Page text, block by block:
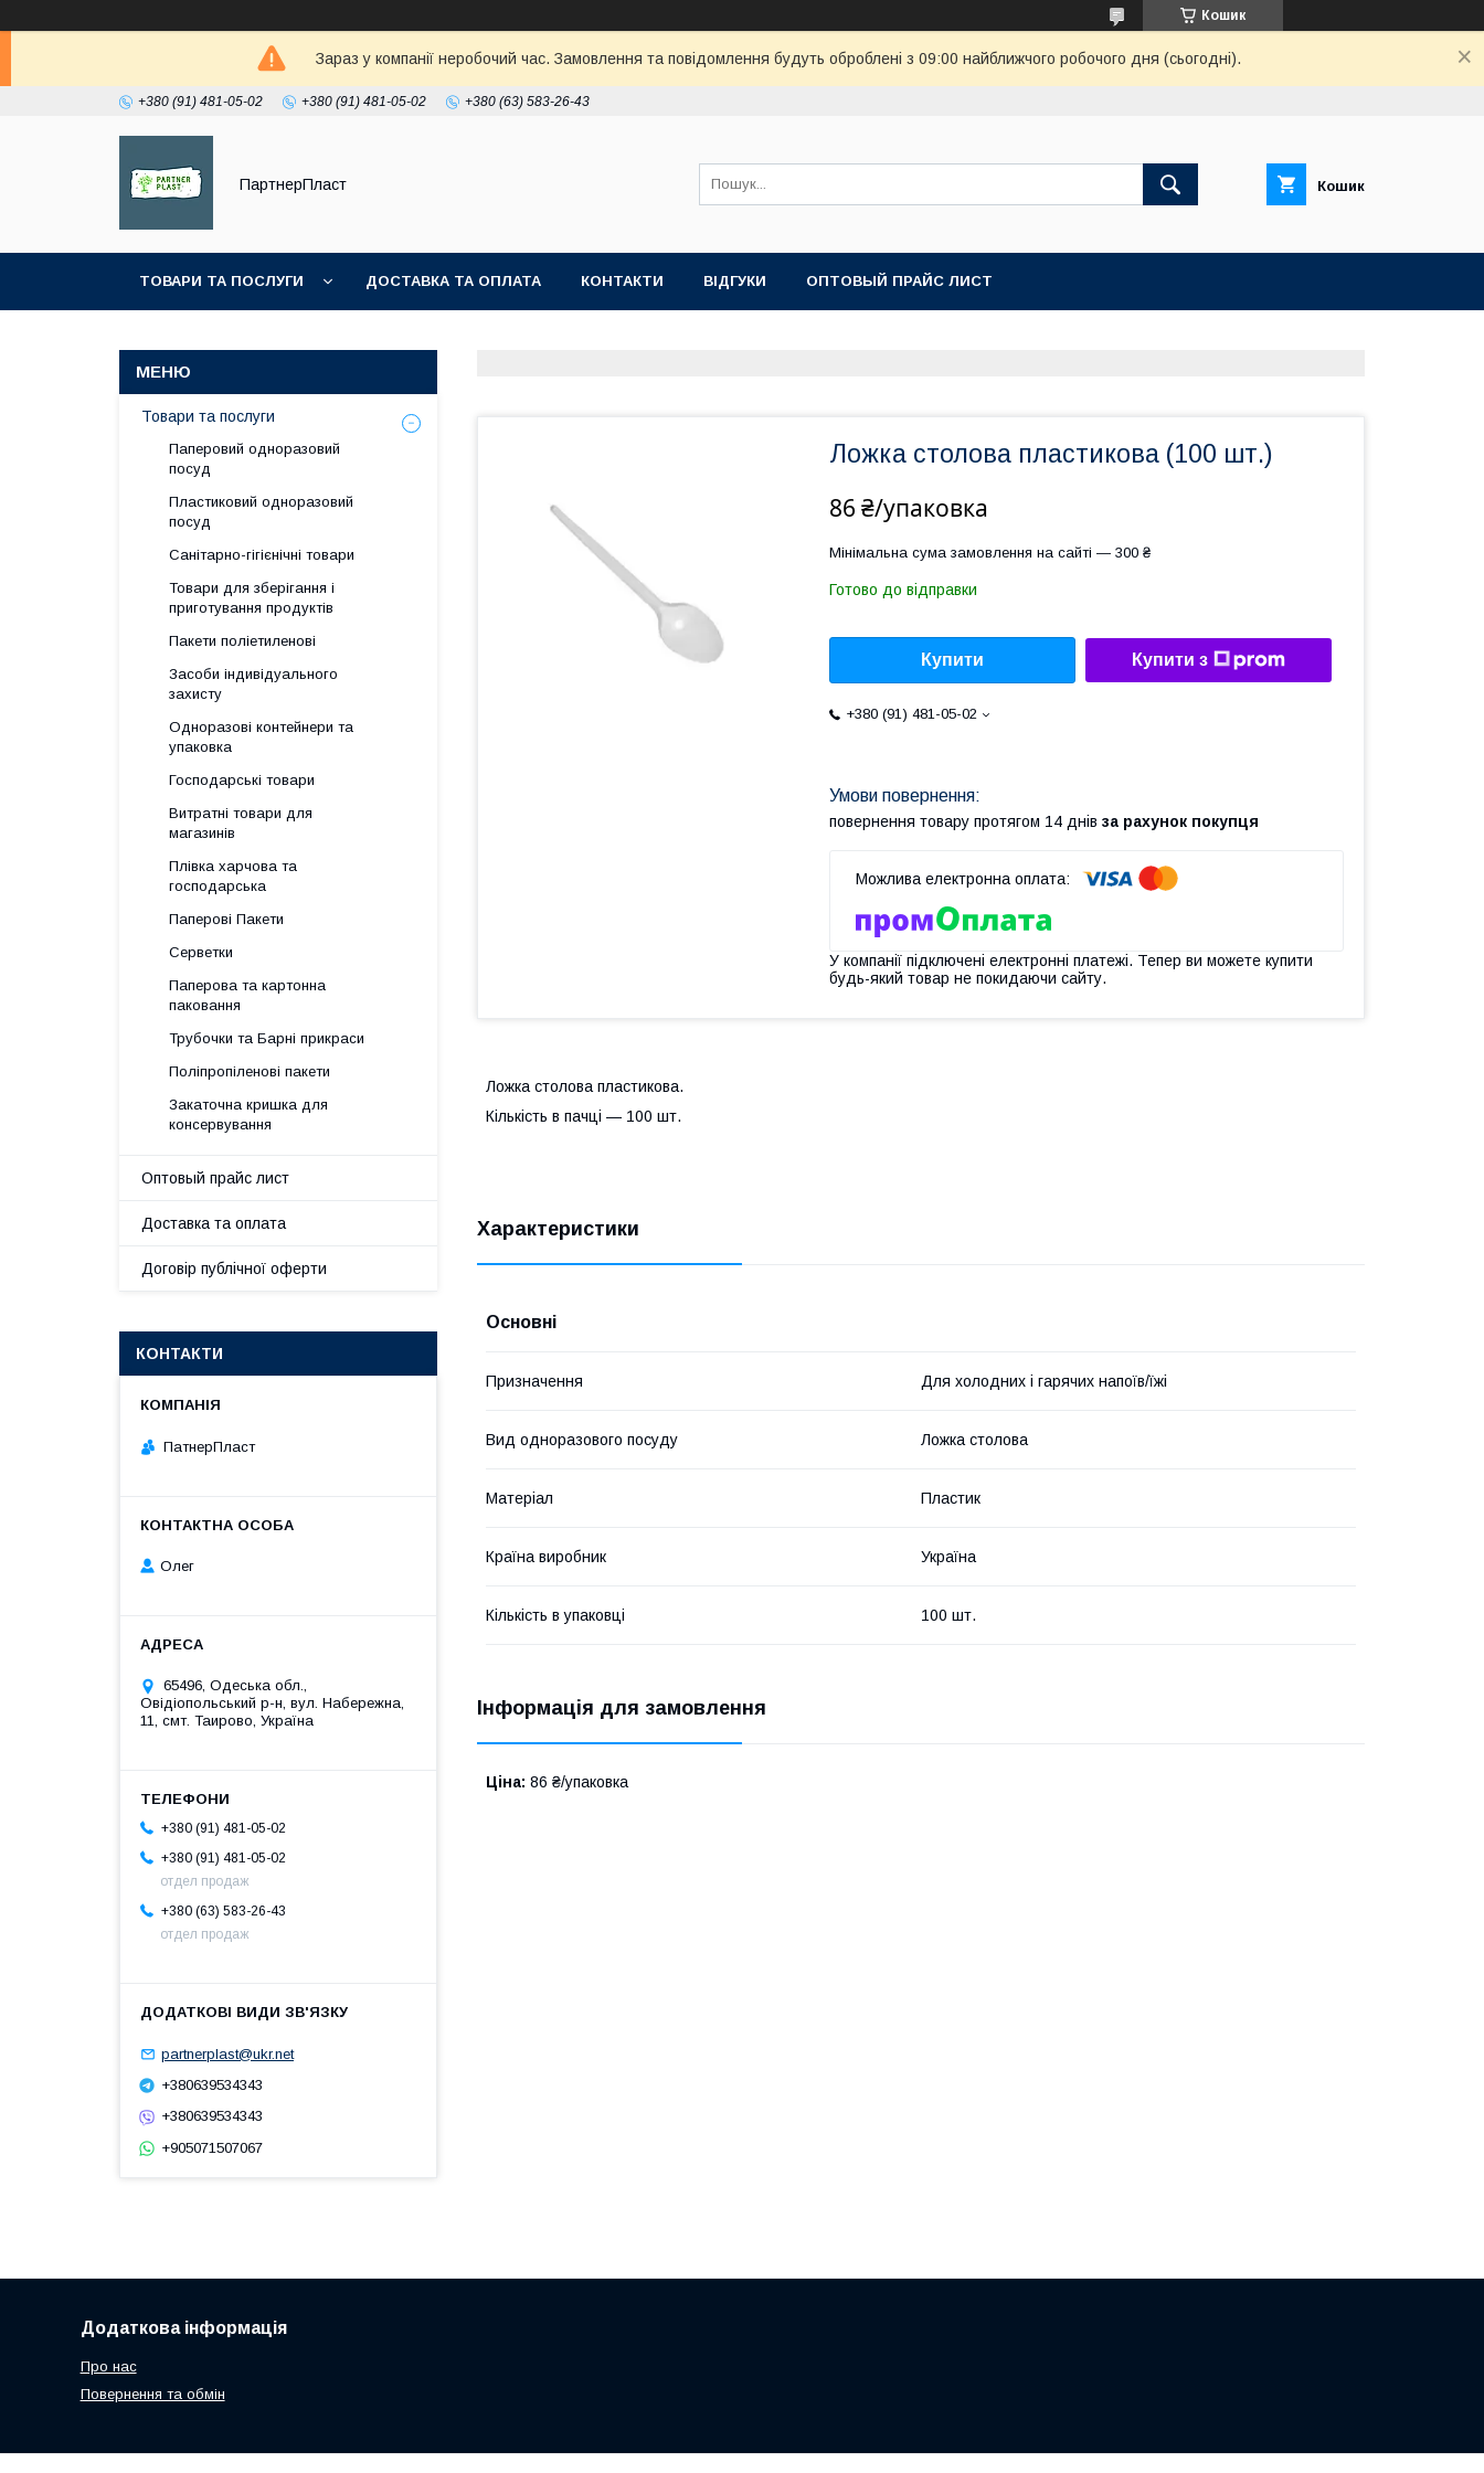
Кошик
Зараз у компанії неробочий час. Замовлення та повідомлення будуть оброблені з 09:00 найближчого робочого дня (сьогодні).
+380 (91) 481-05-02 +380 (91) 481-05-02 +380 (63) 583-26-43
ПартнерПласт Кошик
ТОВАРИ ТА ПОСЛУГИ ДОСТАВКА ТА ОПЛАТА КОНТАКТИ ВІДГУКИ ОПТОВЫЙ ПРАЙС ЛИСТ
Ложка столова пластикова (100 шт.)
86 ₴/упаковка
Мінімальна сума замовлення на сайті — 300 ₴
Готово до відправки
Купити Купити з
+380 (91) 481-05-02
повернення товару протягом 14 днів за рахунок покупця
У компанії підключені електронні платежі. Тепер ви можете купити
будь-який товар не покидаючи сайту.
Ложка столова пластикова.
Кількість в пачці — 100 шт.
Характеристики
Основні
Призначення Для холодних і гарячих напоїв/їжі
Вид одноразового посуду Ложка столова
Матеріал Пластик
Країна виробник Україна
Кількість в упаковці 100 шт.
Інформація для замовлення
Ціна: 86 ₴/упаковка
Товари та послуги
Паперовий одноразовий
посуд
Пластиковий одноразовий
посуд
Санітарно-гігієнічні товари
Товари для зберігання і
приготування продуктів
Пакети поліетиленові
Засоби індивідуального
захисту
Одноразові контейнери та
упаковка
Господарські товари
Витратні товари для
магазинів
Плівка харчова та
господарська
Паперові Пакети
Серветки
Паперова та картонна
паковання
Трубочки та Барні прикраси
Поліпропіленові пакети
Закаточна кришка для
консервування
Оптовый прайс лист
Доставка та оплата
Договір публічної оферти
КОНТАКТИ
ПатнерПласт
Олег
65496, Одеська обл.,
Овідіопольський р-н, вул. Набережна,
11, смт. Таирово, Україна
+380 (91) 481-05-02
+380 (91) 481-05-02
отдел продаж
+380 (63) 583-26-43
отдел продаж
partnerplast@ukr.net
+380639534343
+380639534343
+905071507067
Додаткова інформація
Про нас
Повернення та обмін